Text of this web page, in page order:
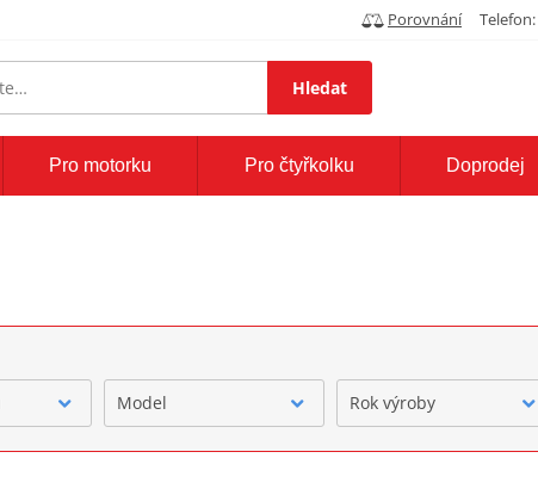
Porovnání Telefon:
Hledat
Pro motorku Pro čtyřkolku Doprodej
Model Rok výroby